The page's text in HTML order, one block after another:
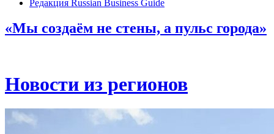
Редакция Russian Business Guide
«Мы создаём не стены, а пульс города»
Новости из регионов